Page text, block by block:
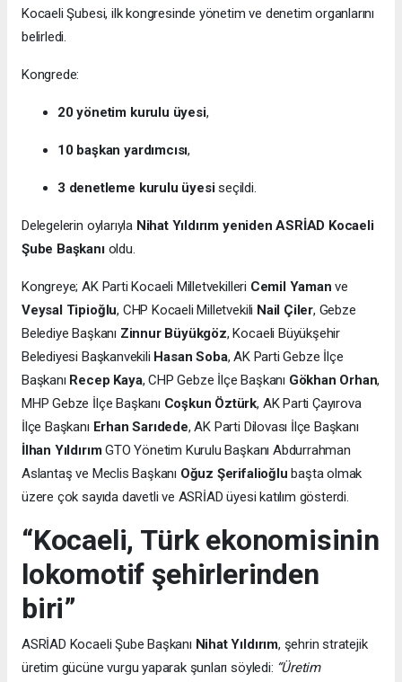
Kocaeli Şubesi, ilk kongresinde yönetim ve denetim organlarını
belirledi.
Kongrede:
20 yönetim kurulu üyesi,
10 başkan yardımcısı,
3 denetleme kurulu üyesiseçildi.
Delegelerin oylarıyla Nihat Yıldırım yeniden ASRİAD Kocaeli
Şube Başkanıoldu.
Kongreye; AK Parti Kocaeli Milletvekilleri Cemil Yaman ve
Veysal Tipioğlu, CHP Kocaeli Milletvekili Nail Çiler, Gebze
Belediye Başkanı Zinnur Büyükgöz, Kocaeli Büyükşehir
Belediyesi Başkanvekili Hasan Soba, AK Parti Gebze İlçe
Başkanı Recep Kaya, CHP Gebze İlçe Başkanı Gökhan Orhan,
MHP Gebze İlçe Başkanı Coşkun Öztürk, AK Parti Çayırova
İlçe Başkanı Erhan Sarıdede, AK Parti Dilovası İlçe Başkanı
İlhan YıldırımGTO Yönetim Kurulu Başkanı Abdurrahman
Aslantaş ve Meclis Başkanı Oğuz Şerifalioğlu başta olmak
üzere çok sayıda davetli ve ASRİAD üyesi katılım gösterdi.
“Kocaeli, Türk ekonomisinin
lokomotif şehirlerinden
biri”
ASRİAD Kocaeli Şube Başkanı Nihat Yıldırım, şehrin stratejik
üretim gücüne vurgu yaparak şunları söyledi: “Üretim